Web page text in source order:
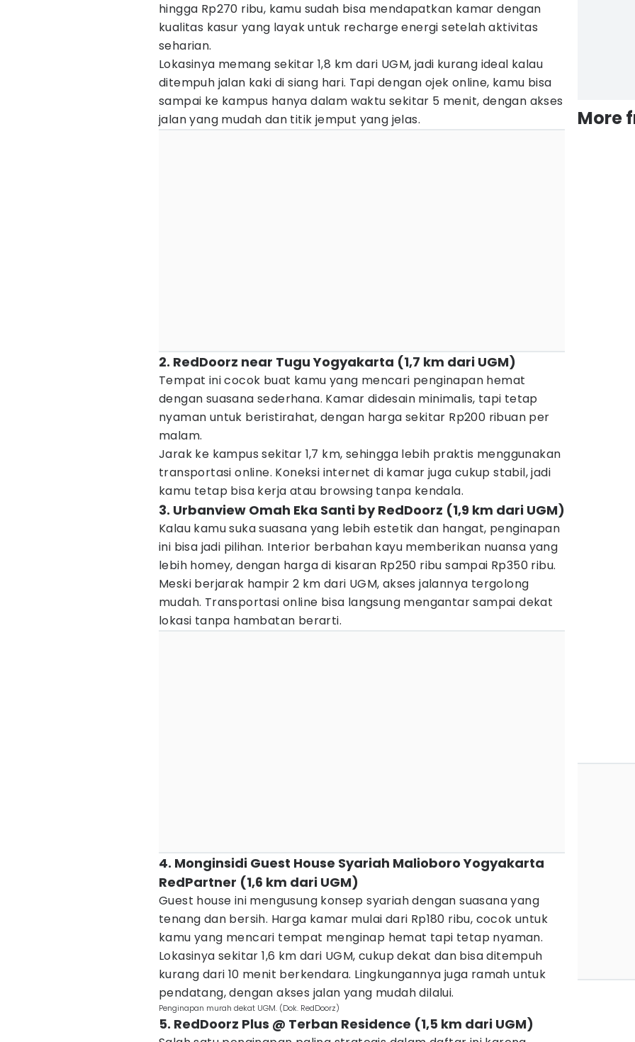
hingga Rp270 ribu, kamu sudah bisa mendapatkan kamar dengan
kualitas kasur yang layak untuk recharge energi setelah aktivitas
seharian.
Lokasinya memang sekitar 1,8 km dari UGM, jadi kurang ideal kalau
ditempuh jalan kaki di siang hari. Tapi dengan ojek online, kamu bisa
sampai ke kampus hanya dalam waktu sekitar 5 menit, dengan akses
jalan yang mudah dan titik jemput yang jelas.
2. RedDoorz near Tugu Yogyakarta (1,7 km dari UGM)
Tempat ini cocok buat kamu yang mencari penginapan hemat
dengan suasana sederhana. Kamar didesain minimalis, tapi tetap
nyaman untuk beristirahat, dengan harga sekitar Rp200 ribuan per
malam.
Jarak ke kampus sekitar 1,7 km, sehingga lebih praktis menggunakan
transportasi online. Koneksi internet di kamar juga cukup stabil, jadi
kamu tetap bisa kerja atau browsing tanpa kendala.
3. Urbanview Omah Eka Santi by RedDoorz (1,9 km dari UGM)
Kalau kamu suka suasana yang lebih estetik dan hangat, penginapan
ini bisa jadi pilihan. Interior berbahan kayu memberikan nuansa yang
lebih homey, dengan harga di kisaran Rp250 ribu sampai Rp350 ribu.
Meski berjarak hampir 2 km dari UGM, akses jalannya tergolong
mudah. Transportasi online bisa langsung mengantar sampai dekat
lokasi tanpa hambatan berarti.
4. Monginsidi Guest House Syariah Malioboro Yogyakarta
RedPartner (1,6 km dari UGM)
Guest house ini mengusung konsep syariah dengan suasana yang
tenang dan bersih. Harga kamar mulai dari Rp180 ribu, cocok untuk
kamu yang mencari tempat menginap hemat tapi tetap nyaman.
Lokasinya sekitar 1,6 km dari UGM, cukup dekat dan bisa ditempuh
kurang dari 10 menit berkendara. Lingkungannya juga ramah untuk
pendatang, dengan akses jalan yang mudah dilalui.
Penginapan murah dekat UGM. (Dok. RedDoorz)
5. RedDoorz Plus @ Terban Residence (1,5 km dari UGM)
More